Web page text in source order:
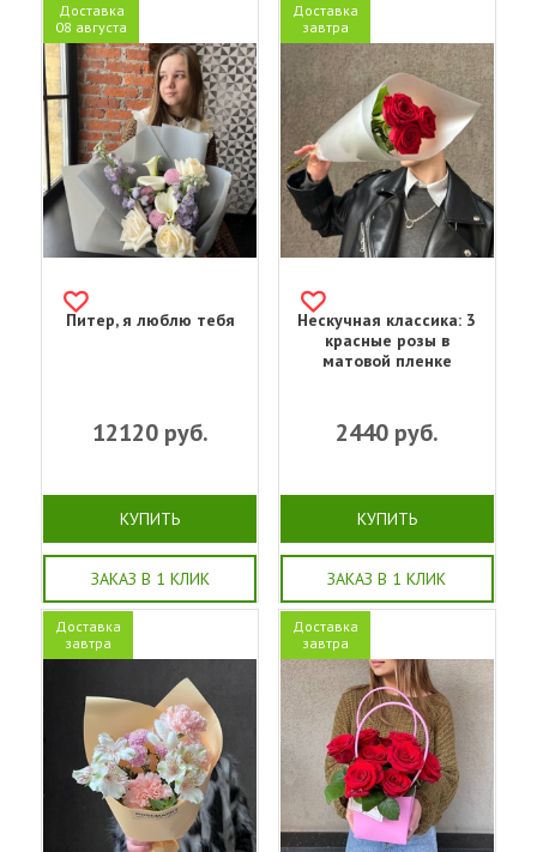
Доставка
08 августа
Питер, я люблю тебя
12120руб.
КУПИТЬ
ЗАКАЗ В 1 КЛИК
Доставка
завтра
Нескучная классика: 3
красные розы в
матовой пленке
2440руб.
КУПИТЬ
ЗАКАЗ В 1 КЛИК
Доставка
завтра
Доставка
завтра